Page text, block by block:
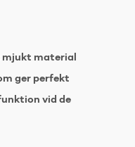
material
ger perfekt
vid de